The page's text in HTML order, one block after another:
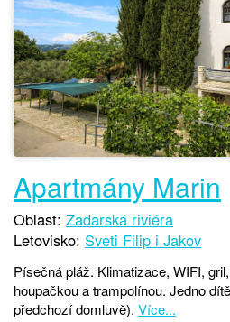
Apartmány Marin
Oblast: Zadarská riviéra
Letovisko: Sveti Filip i Jakov
Písečná pláž. Klimatizace, WIFI,
houpačkou a trampolínou. Jedno
předchozí domluvě). Více...